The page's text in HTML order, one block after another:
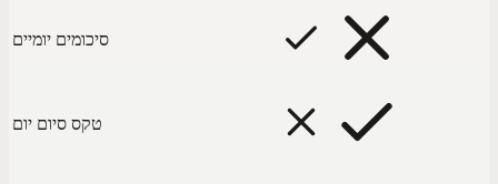
סיכומים יומיים
טקס סיום יום